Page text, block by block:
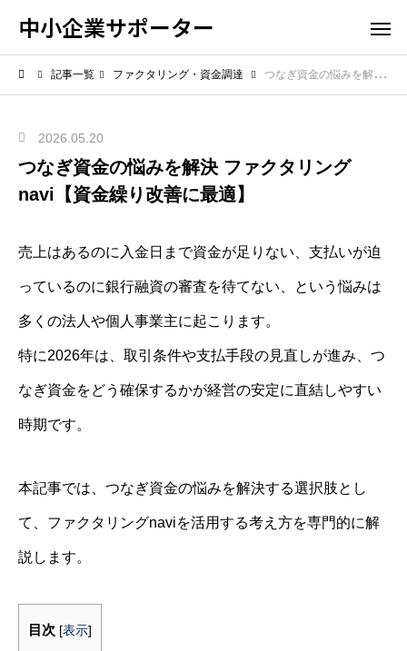
中小企業サポーター
記事一覧 ファクタリング・資金調達 つなぎ資金の悩みを解決 ファクタリングnavi【資金繰り改善に最適】
2026.05.20
つなぎ資金の悩みを解決 ファクタリング
navi【資金繰り改善に最適】
売上はあるのに入金日まで資金が足りない、支払いが迫
っているのに銀行融資の審査を待てない、という悩みは
多くの法人や個人事業主に起こります。
特に2026年は、取引条件や支払手段の見直しが進み、つ
なぎ資金をどう確保するかが経営の安定に直結しやすい
時期です。
本記事では、つなぎ資金の悩みを解決する選択肢とし
て、ファクタリングnaviを活用する考え方を専門的に解
説します。
目次 [表示]